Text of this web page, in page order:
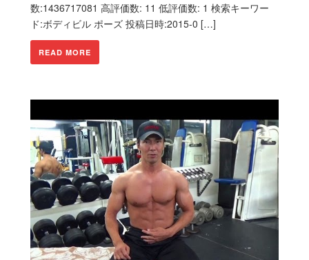
数:1436717081 高評価数: 11 低評価数: 1 検索キーワー
ド:ボディビル ポーズ 投稿日時:2015-0 […]
READ MORE